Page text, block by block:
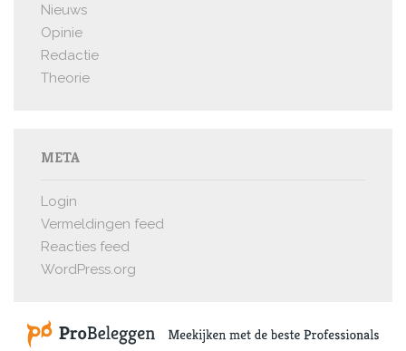
Nieuws
Opinie
Redactie
Theorie
META
Login
Vermeldingen feed
Reacties feed
WordPress.org